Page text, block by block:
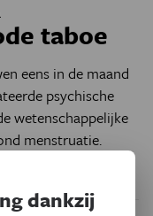
taboe
eens in de maand
psychische
wetenschappelijke
menstruatie.
dankzij